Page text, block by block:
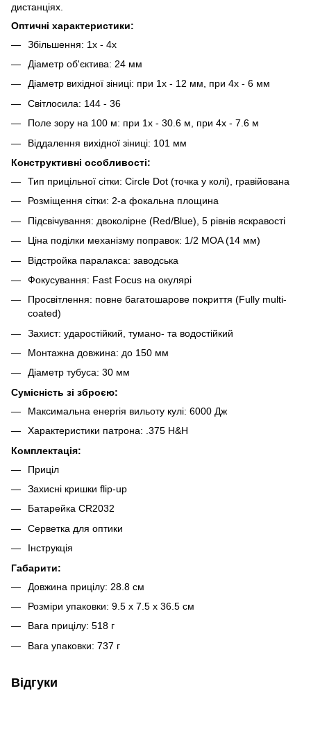
дистанціях.
Оптичні характеристики:
Збільшення: 1x - 4x
Діаметр об'єктива: 24 мм
Діаметр вихідної зіниці: при 1х - 12 мм, при 4х - 6 мм
Світлосила: 144 - 36
Поле зору на 100 м: при 1х - 30.6 м, при 4х - 7.6 м
Віддалення вихідної зіниці: 101 мм
Конструктивні особливості:
Тип прицільної сітки: Circle Dot (точка у колі), гравійована
Розміщення сітки: 2-а фокальна площина
Підсвічування: двоколірне (Red/Blue), 5 рівнів яскравості
Ціна поділки механізму поправок: 1/2 MOA (14 мм)
Відстройка паралакса: заводська
Фокусування: Fast Focus на окулярі
Просвітлення: повне багатошарове покриття (Fully multi-
coated)
Захист: ударостійкий, тумано- та водостійкий
Монтажна довжина: до 150 мм
Діаметр тубуса: 30 мм
Сумісність зі зброєю:
Максимальна енергія вильоту кулі: 6000 Дж
Характеристики патрона: .375 H&H
Комплектація:
Приціл
Захисні кришки flip-up
Батарейка СR2032
Серветка для оптики
Інструкція
Габарити:
Довжина прицілу: 28.8 см
Розміри упаковки: 9.5 x 7.5 x 36.5 см
Вага прицілу: 518 г
Вага упаковки: 737 г
Відгуки